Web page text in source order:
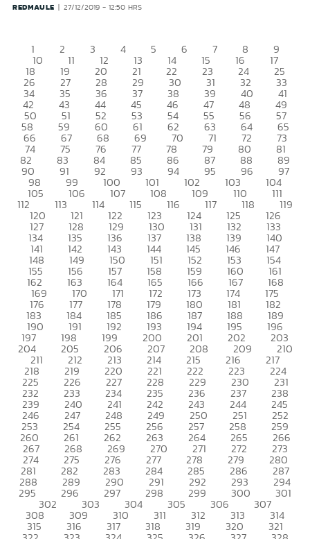
REDMAULE 27/12/2019 - 12:50 HRS
1 2 3 4 5 6 7 8 9
10 11 12 13 14 15 16 17
18 19 20 21 22 23 24 25
26 27 28 29 30 31 32 33
34 35 36 37 38 39 40 41
42 43 44 45 46 47 48 49
50 51 52 53 54 55 56 57
58 59 60 61 62 63 64 65
66 67 68 69 70 71 72 73
74 75 76 77 78 79 80 81
82 83 84 85 86 87 88 89
90 91 92 93 94 95 96 97
98 99 100 101 102 103 104
105 106 107 108 109 110 111
112 113 114 115 116 117 118 119
120 121 122 123 124 125 126
127 128 129 130 131 132 133
134 135 136 137 138 139 140
141 142 143 144 145 146 147
148 149 150 151 152 153 154
155 156 157 158 159 160 161
162 163 164 165 166 167 168
169 170 171 172 173 174 175
176 177 178 179 180 181 182
183 184 185 186 187 188 189
190 191 192 193 194 195 196
197 198 199 200 201 202 203
204 205 206 207 208 209 210
211 212 213 214 215 216 217
218 219 220 221 222 223 224
225 226 227 228 229 230 231
232 233 234 235 236 237 238
239 240 241 242 243 244 245
246 247 248 249 250 251 252
253 254 255 256 257 258 259
260 261 262 263 264 265 266
267 268 269 270 271 272 273
274 275 276 277 278 279 280
281 282 283 284 285 286 287
288 289 290 291 292 293 294
295 296 297 298 299 300 301
302 303 304 305 306 307
308 309 310 311 312 313 314
315 316 317 318 319 320 321